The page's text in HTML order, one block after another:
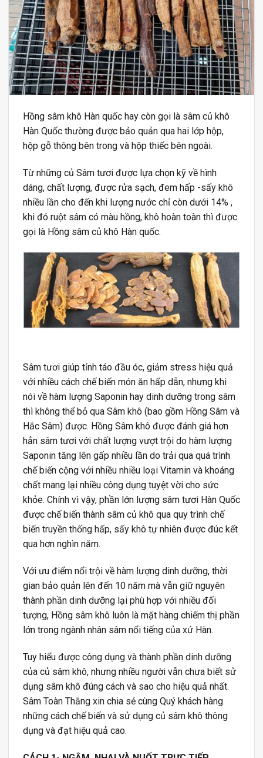
Hồng sâm khô Hàn quốc hay còn gọi là sâm củ khô
Hàn Quốc thường được bảo quản qua hai lớp hộp,
hộp gỗ thông bên trong và hộp thiếc bên ngoài.
Từ những củ Sâm tươi được lựa chọn kỹ về hình
dáng, chất lượng, được rửa sạch, đem hấp -sấy khô
nhiều lần cho đến khi lượng nước chỉ còn dưới 14% ,
khi đó ruột sâm có màu hồng, khô hoàn toàn thì được
gọi là Hồng sâm củ khô Hàn quốc.
Sâm tươi giúp tỉnh táo đầu óc, giảm stress hiệu quả
với nhiều cách chế biến món ăn hấp dẫn, nhưng khi
nói về hàm lượng Saponin hay dinh dưỡng trong sâm
thì không thể bỏ qua Sâm khô (bao gồm Hồng Sâm và
Hắc Sâm) được. Hồng Sâm khô được đánh giá hơn
hẳn sâm tươi với chất lượng vượt trội do hàm lượng
Saponin tăng lên gấp nhiều lần do trải qua quá trình
chế biến cộng với nhiều nhiều loại Vitamin và khoáng
chất mang lại nhiều công dụng tuyệt vời cho sức
khỏe. Chính vì vậy, phần lớn lượng sâm tươi Hàn Quốc
được chế biến thành sâm củ khô qua quy trình chế
biến truyền thống hấp, sấy khô tự nhiên được đúc kết
qua hơn nghìn năm.
Với ưu điểm nổi trội về hàm lượng dinh dưỡng, thời
gian bảo quản lên đến 10 năm mà vẫn giữ nguyên
thành phần dinh dưỡng lại phù hợp với nhiều đối
tượng, Hồng sâm khô luôn là mặt hàng chiếm thị phần
lớn trong ngành nhân sâm nổi tiếng của xứ Hàn.
Tuy hiểu được công dụng và thành phần dinh dưỡng
của củ sâm khô, nhưng nhiều người vẫn chưa biết sử
dụng sâm khô đúng cách và sao cho hiệu quả nhất.
Sâm Toàn Thắng xin chia sẻ cùng Quý khách hàng
những cách chế biến và sử dụng củ sâm khô thông
dụng và đạt hiệu quả cao.